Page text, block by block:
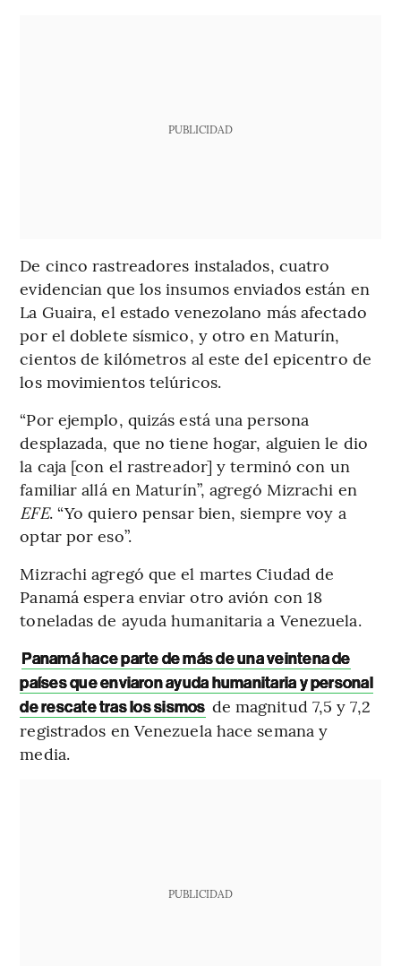
PUBLICIDAD
De cinco rastreadores instalados, cuatro
evidencian que los insumos enviados están en
La Guaira, el estado venezolano más afectado
por el doblete sísmico, y otro en Maturín,
cientos de kilómetros al este del epicentro de
los movimientos telúricos.
“Por ejemplo, quizás está una persona
desplazada, que no tiene hogar, alguien le dio
la caja [con el rastreador] y terminó con un
familiar allá en Maturín”, agregó Mizrachi en
EFE. “Yo quiero pensar bien, siempre voy a
optar por eso”.
Mizrachi agregó que el martes Ciudad de
Panamá espera enviar otro avión con 18
toneladas de ayuda humanitaria a Venezuela.
Panamá hace parte de más de una veintena de
países que enviaron ayuda humanitaria y personal
de rescatetras los sismos de magnitud 7,5 y 7,2
registrados en Venezuela hace semana y
media.
PUBLICIDAD